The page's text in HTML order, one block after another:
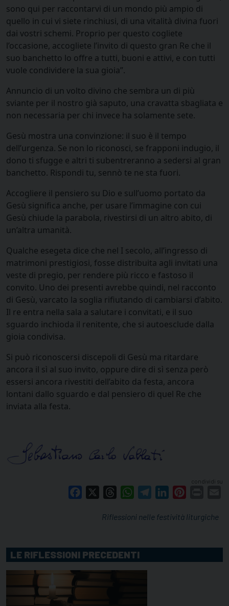
sono qui per raccontarvi di un mondo più ampio di
quello in cui vi siete rinchiusi, di una vitalità divina fuori
dai vostri schemi. Proprio per questo cogliete
l’occasione, accogliete l’invito di questo gran Re che il
suo banchetto lo offre a tutti, buoni e attivi, e con tutti
vuole condividere la sua gioia”.
Annuncio di un volto divino che sembra un di più
sviante per il nostro già saputo, una cravatta sbagliata e
non necessaria per chi invece ha solamente sete.
Gesù mostra una convinzione: il suo è il tempo
dell’urgenza. Se non lo riconosci, se frapponi indugio, il
dono ti sfugge e altri ti subentreranno a sedersi al gran
banchetto. Rispondi tu, sennò te ne sta fuori.
Accogliere il pensiero su Dio e sull’uomo portato da
Gesù significa anche, per usare l’immagine con cui
Gesù chiude la parabola, rivestirsi di un altro abito, di
un’altra umanità.
Qualche esegeta dice che nel I secolo, all’ingresso di
matrimoni prestigiosi, fosse distribuita agli invitati una
veste di pregio, per rendere più ricco e fastoso il
convito. Uno dei presenti avrebbe quindi, nel racconto
di Gesù, varcato la soglia rifiutando di cambiarsi d’abito.
Il re entra nella sala a salutare i convitati, e il suo
sguardo inchioda il renitente, che si autoesclude dalla
gioia condivisa.
Si può riconoscersi discepoli di Gesù ma ritardare
ancora il sì al suo invito, oppure dire di sì senza però
essersi ancora rivestiti dell’abito da festa, ancora
lontani dallo sguardo e dal pensiero di quel Re che
inviata alla festa.
condividi su
Facebook ThreadsWhatsAppTelegramLinkedIn
Riflessioni nelle festività liturgiche
LE RIFLESSIONI PRECEDENTI